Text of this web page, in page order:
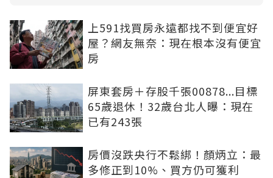
上591找買房永遠都找不到便宜好
屋？網友無奈：現在根本沒有便宜
房
屏東套房＋存股千張00878...目標
65歲退休！32歲台北人曝：現在
已有243張
房價沒跌央行不鬆綁！顏炳立：最
多修正到10%、買方仍可獲利